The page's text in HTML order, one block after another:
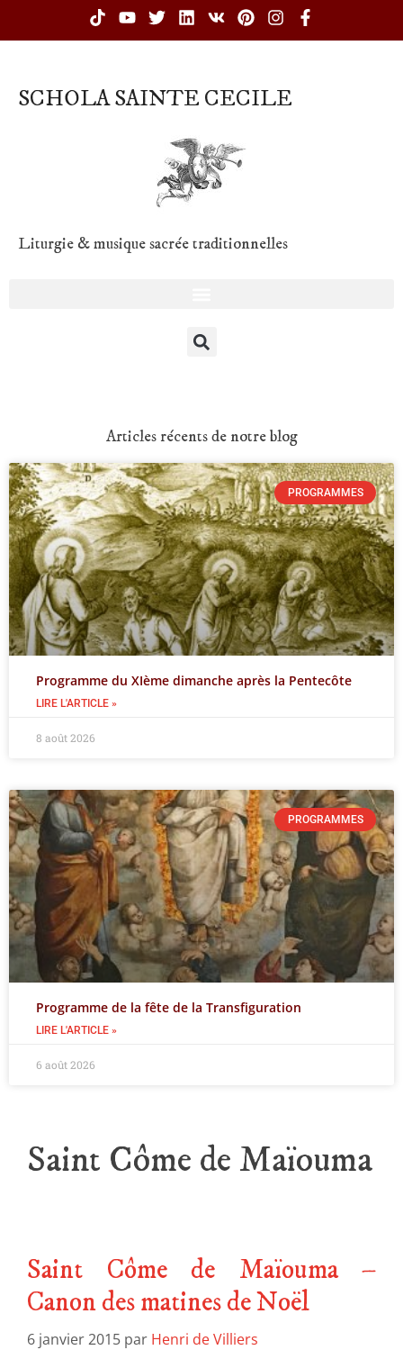
SCHOLA SAINTE CECILE
Liturgie & musique sacrée traditionnelles
Articles récents de notre blog
PROGRAMMES
Programme du XIème dimanche après la Pentecôte
LIRE L'ARTICLE »
8 août 2026
PROGRAMMES
Programme de la fête de la Transfiguration
LIRE L'ARTICLE »
6 août 2026
Saint Côme de Maïouma
Saint Côme de Maïouma –
Canon des matines de Noël
6 janvier 2015 par Henri de Villiers